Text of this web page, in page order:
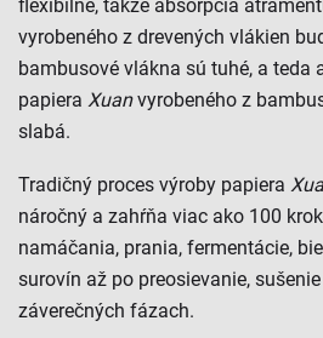
flexibilné, takže absorpcia
vyrobeného z drevených vlákien
bambusové vlákna sú tuhé, a teda
papiera Xuanvyrobeného z
slabá.
Tradičný proces výroby papiera
náročný a zahŕňa viac ako 100
namáčania, prania, fermentácie,
surovín až po preosievanie,
záverečných fázach.